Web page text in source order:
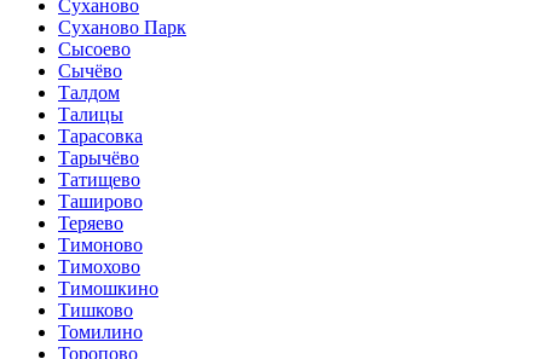
Суханово
Суханово Парк
Сысоево
Сычёво
Талдом
Талицы
Тарасовка
Тарычёво
Татищево
Таширово
Теряево
Тимоново
Тимохово
Тимошкино
Тишково
Томилино
Торопово